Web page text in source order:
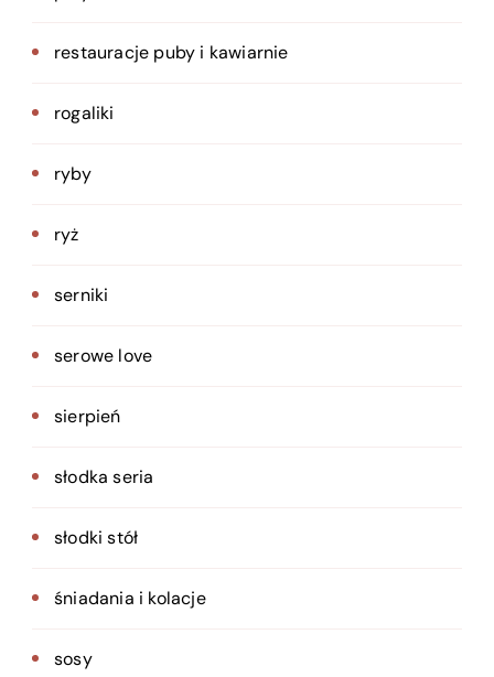
restauracje puby i kawiarnie
rogaliki
ryby
ryż
serniki
serowe love
sierpień
słodka seria
słodki stół
śniadania i kolacje
sosy